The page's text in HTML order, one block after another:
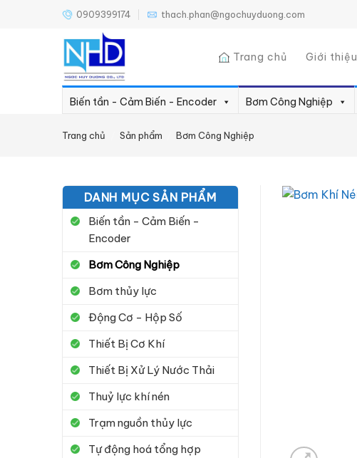
0909399174 thach.phan@ngochuyduong.com
Trang chủ Giới thiệu
Biến tần - Cảm Biến - Encoder Bơm Công Nghiệp
Trang chủ Sản phẩm Bơm Công Nghiệp
DANH MỤC SẢN PHẨM
Biến tần - Cảm Biến -
Encoder
Bơm Công Nghiệp
Bơm thủy lực
Động Cơ - Hộp Số
Thiết Bị Cơ Khí
Thiết Bị Xử Lý Nước Thải
Thuỷ lực khí nén
Trạm nguồn thủy lực
Tự động hoá tổng hợp